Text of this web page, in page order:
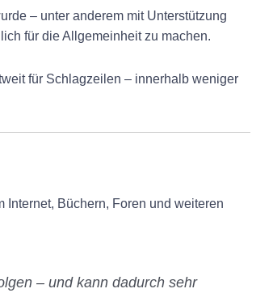
– unter anderem mit Unterstützung
für die Allgemeinheit zu machen.
für Schlagzeilen – innerhalb weniger
Internet, Büchern, Foren und weiteren
– und kann dadurch sehr